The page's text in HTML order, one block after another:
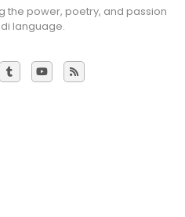
the power, poetry, and passion
language.